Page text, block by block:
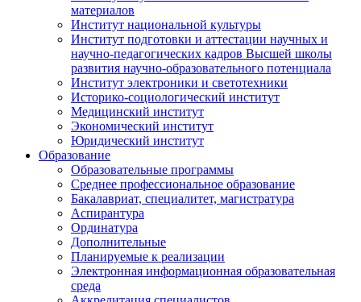
материалов
Институт национальной культуры
Институт подготовки и аттестации научных и
научно-педагогических кадров Высшей школы
развития научно-образовательного потенциала
Институт электроники и светотехники
Историко-социологический институт
Медицинский институт
Экономический институт
Юридический институт
Образование
Образовательные программы
Среднее профессиональное образование
Бакалавриат, специалитет, магистратура
Аспирантура
Ординатура
Дополнительные
Планируемые к реализации
Электронная информационная образовательная
среда